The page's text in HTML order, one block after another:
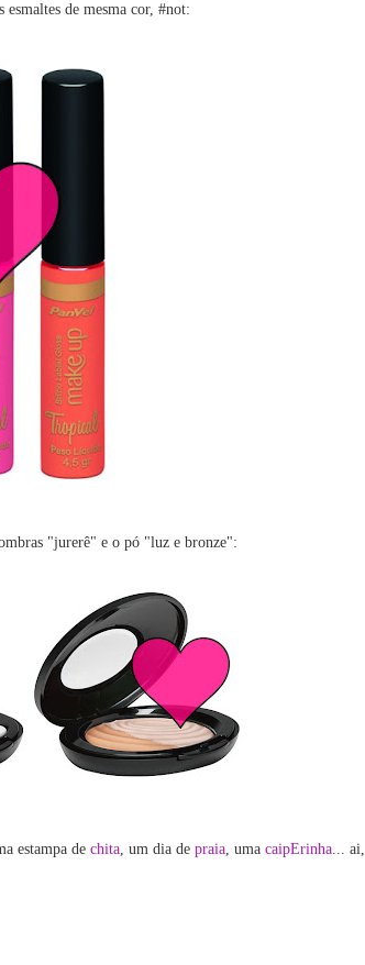
de mesma cor, #not:
"jurerê" e o pó "luz e bronze":
estampa de chita, um dia de praia, uma caipErinha... ai,